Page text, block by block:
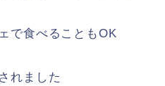
で食べることもOK
れました